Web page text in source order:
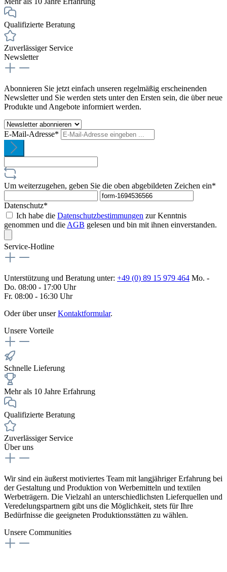
Qualifizierte Beratung
Zuverlässiger Service
Newsletter
Abonnieren Sie jetzt einfach unseren regelmäßig erscheinenden
Newsletter und Sie werden stets unter den Ersten sein, die über neue
Produkte und Angebote informiert werden.
E-Mail-Adresse*
Um weiterzugehen, geben Sie die oben abgebildeten Zeichen ein*
Datenschutz*
Ich habe die Datenschutzbestimmungen zur Kenntnis
genommen und die AGB gelesen und bin mit ihnen einverstanden.
Service-Hotline
Unterstützung und Beratung unter: +49 (0) 89 15 979 464 Mo. -
Do. 08:00 - 17:00 Uhr
Fr. 08:00 - 16:30 Uhr
Oder über unserKontaktformular.
Unsere Vorteile
Schnelle Lieferung
Mehr als 10 Jahre Erfahrung
Qualifizierte Beratung
Zuverlässiger Service
Über uns
Wir sind ein äußerst motiviertes Team mit langjähriger Erfahrung bei
der Gestaltung und Produktion von Werbemitteln und textilen
Werbeträgern. Die Vielzahl an unterschiedlichsten Lieferquellen und
Veredelungspartnern gibt uns die Möglichkeit, stets für Ihre
Bedürfnisse die geeigneten Produktionsstätten zu wählen.
Unsere Communities